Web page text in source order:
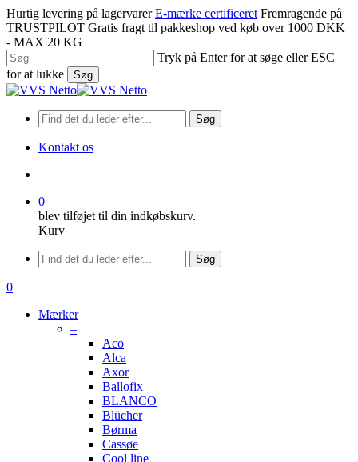
Spring
til
hovedindhold
Hurtig levering på lagervarer E-mærke certificeret Fremragende på
TRUSTPILOT Gratis fragt til pakkeshop ved køb over 1000 DKK
- MAX 20 KG
Tryk på Enter for at søge eller ESC
for at lukke
Søg
Luk
Søg
Kontakt os
0
blev tilføjet til din indkøbskurv.
Kurv
Menu
Søg
søge
0
Mærker
–
Aco
Alca
Axor
Ballofix
BLANCO
Blücher
Børma
Cassøe
Cool line